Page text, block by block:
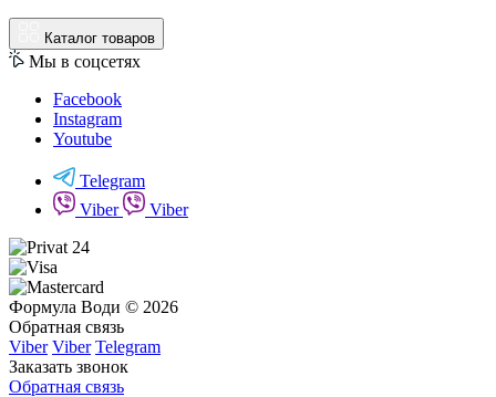
Каталог товаров
Мы в соцсетях
Facebook
Instagram
Youtube
Telegram
Viber
Viber
Формула Води © 2026
Обратная связь
Viber Viber Telegram
Заказать звонок
Обратная связь